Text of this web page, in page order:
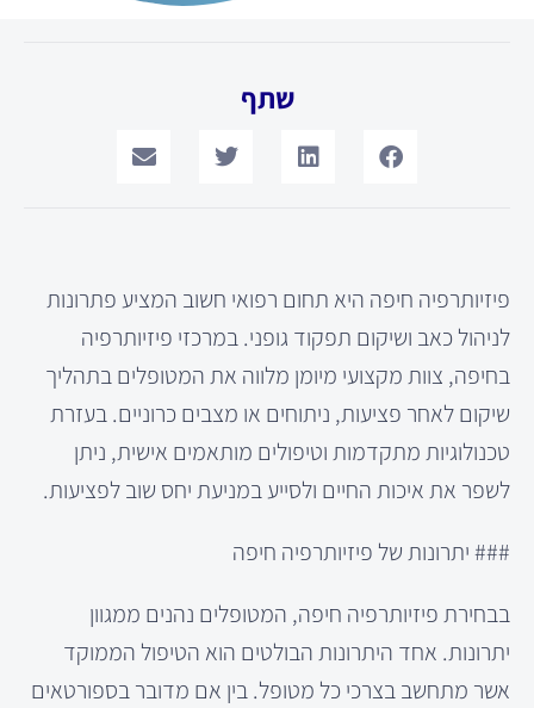
שתף
פיזיותרפיה חיפה היא תחום רפואי חשוב המציע פתרונות
לניהול כאב ושיקום תפקוד גופני. במרכזי פיזיותרפיה
בחיפה, צוות מקצועי מיומן מלווה את המטופלים בתהליך
שיקום לאחר פציעות, ניתוחים או מצבים כרוניים. בעזרת
טכנולוגיות מתקדמות וטיפולים מותאמים אישית, ניתן
לשפר את איכות החיים ולסייע במניעת יחס שוב לפציעות.
### יתרונות של פיזיותרפיה חיפה
בבחירת פיזיותרפיה חיפה, המטופלים נהנים ממגוון
יתרונות. אחד היתרונות הבולטים הוא הטיפול הממוקד
אשר מתחשב בצרכי כל מטופל. בין אם מדובר בספורטאים